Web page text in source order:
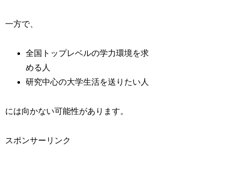
一方で、
全国トップレベルの学力環境を求
める人
研究中心の大学生活を送りたい人
には向かない可能性があります。
スポンサーリンク